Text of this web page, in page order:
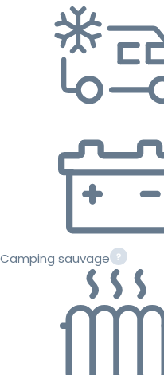
Camping sauvage